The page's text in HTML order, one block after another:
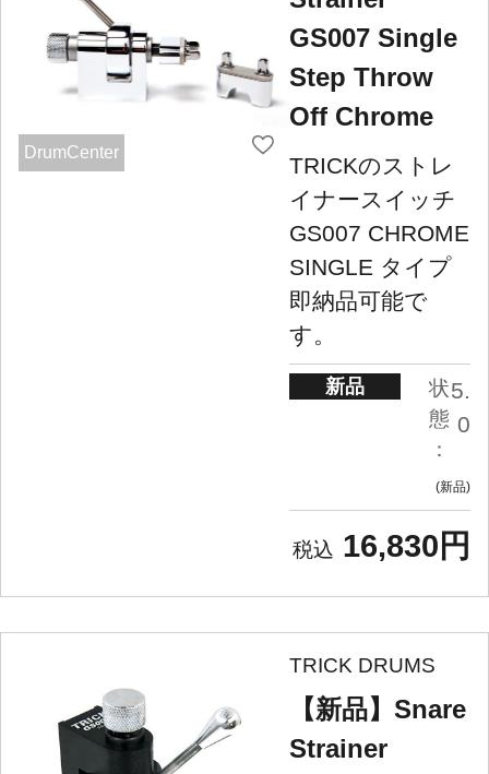
DrumCenter
GS007 Single
Step Throw
Off Chrome
TRICKのストレ
イナースイッチ
GS007 CHROME
SINGLE タイプ
即納品可能で
す。
新品
状
態
：
5.
0
新品
16,830円
TRICK DRUMS
【新品】Snare
Strainer